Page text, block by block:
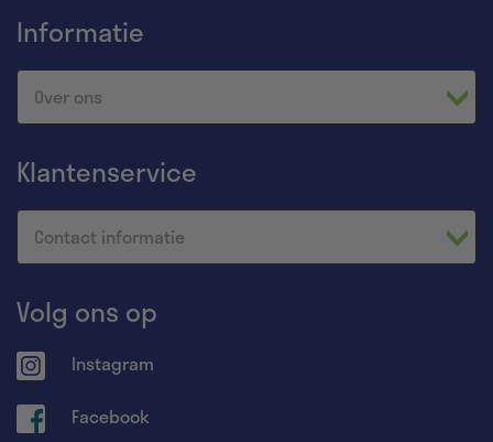
Informatie
Over ons
Klantenservice
Contact informatie
Volg ons op
Instagram
Facebook